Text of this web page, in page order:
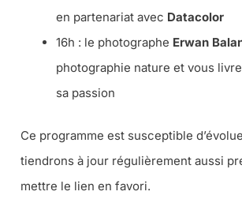
en partenariat avec Datacolor
16h : le photographe Erwan
photographie nature et vous
sa passion
Ce programme est susceptible
tiendrons à jour régulièrement aussi
mettre le lien en favori.